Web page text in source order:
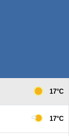
17°C
17°C